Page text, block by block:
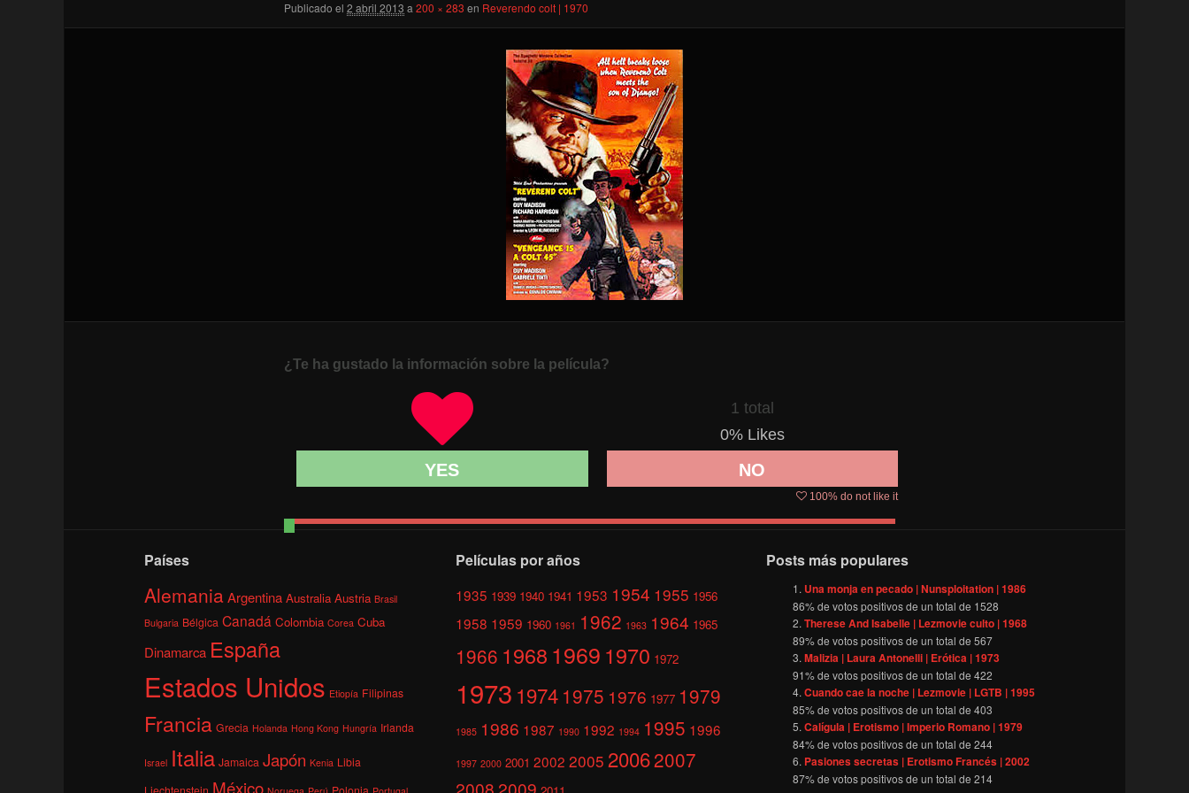
Publicado el 2 abril 2013 a200 × 283 en Reverendo colt | 1970
¿Te ha gustado la información sobre la película?
1 total
0% Likes
YES NO
100% do not like it
Países
AlemaniaArgentina Australia Austria Brasil
Bulgaria Bélgica Canadá Colombia Corea Cuba
Dinamarca España
Estados Unidos Etiopía Filipinas
Francia Grecia Holanda Hong Kong Hungría Irlanda
Israel Italia Jamaica Japón Kenia Libia
México
Películas por años
1935 1939 1940 1941 1953 1954 1955 1956
1958 1959 1960 1961 1962 1963 1964 1965
1966 1968 1969 1970 1972
1973 1974 1975 1976 1977 1979
1985 1986 1987 1990 1992 1994 1995 1996
1997 2000 2001 2002 2005 20062007
Posts más populares
Una monja en pecado | Nunsploitation | 1986
86% de votos positivos de un total de 1528
Therese And Isabelle | Lezmovie culto | 1968
89% de votos positivos de un total de567
Malizia | Laura Antonelli | Erótica | 1973
91% de votos positivos de un total de422
Cuando cae la noche | Lezmovie | LGTB | 1995
85% de votos positivos de un total de403
Calígula | Erotismo | Imperio Romano | 1979
84% de votos positivos de un total de244
Pasiones secretas | Erotismo Francés | 2002
87% de votos positivos de un total de214